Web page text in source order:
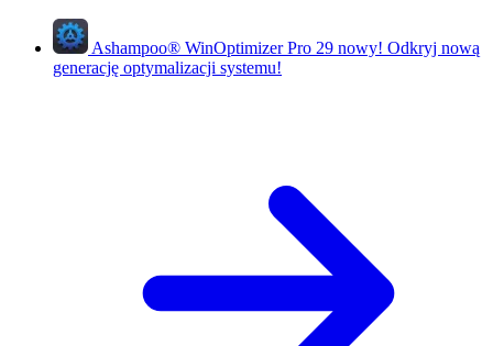
Ashampoo® WinOptimizer Pro 29 nowy! Odkryj nową
generację optymalizacji systemu!